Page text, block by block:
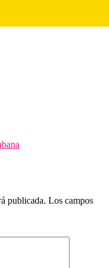
publicada. Los campos